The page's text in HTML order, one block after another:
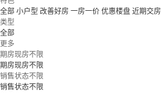
全部 小户型 改善好房 一房一价 优惠楼盘 近期交房
类型
全部
更多
期房现房不限
期房现房不限
销售状态不限
销售状态不限